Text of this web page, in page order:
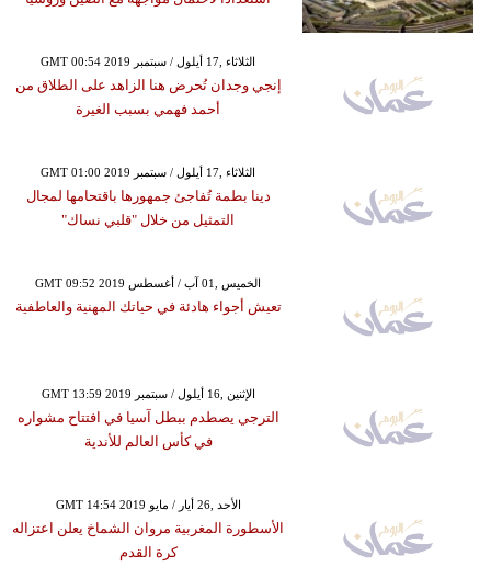
GMT 00:54 2019 الثلاثاء ,17 أيلول / سبتمبر
إنجي وجدان تُحرض هنا الزاهد على الطلاق من
أحمد فهمي بسبب الغيرة
GMT 01:00 2019 الثلاثاء ,17 أيلول / سبتمبر
دينا بطمة تُفاجئ جمهورها باقتحامها لمجال
التمثيل من خلال "قلبي نساك"
GMT 09:52 2019 الخميس ,01 آب / أغسطس
تعيش أجواء هادئة في حياتك المهنية والعاطفية
GMT 13:59 2019 الإثنين ,16 أيلول / سبتمبر
الترجي يصطدم ببطل آسيا في افتتاح مشواره
في كأس العالم للأندية
GMT 14:54 2019 الأحد ,26 أيار / مايو
الأسطورة المغربية مروان الشماخ يعلن اعتزاله
كرة القدم